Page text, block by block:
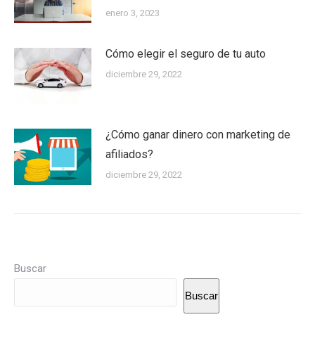
enero 3, 2023
Cómo elegir el seguro de tu auto
diciembre 29, 2022
¿Cómo ganar dinero con marketing de
afiliados?
diciembre 29, 2022
Buscar
Buscar